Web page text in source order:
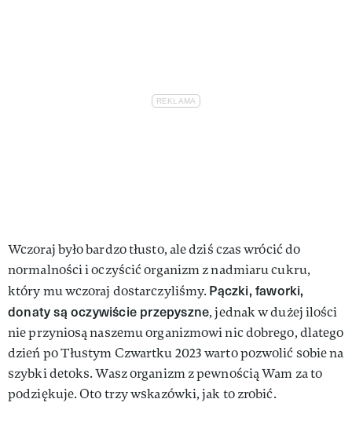
Wczoraj było bardzo tłusto, ale dziś czas wrócić do
normalności i oczyścić organizm z nadmiaru cukru,
który mu wczoraj dostarczyliśmy. Pączki, faworki,
donaty są oczywiście przepyszne, jednak w dużej ilości
nie przyniosą naszemu organizmowi nic dobrego, dlatego
dzień po Tłustym Czwartku 2023 warto pozwolić sobie na
szybki detoks. Wasz organizm z pewnością Wam za to
podziękuje. Oto trzy wskazówki, jak to zrobić.